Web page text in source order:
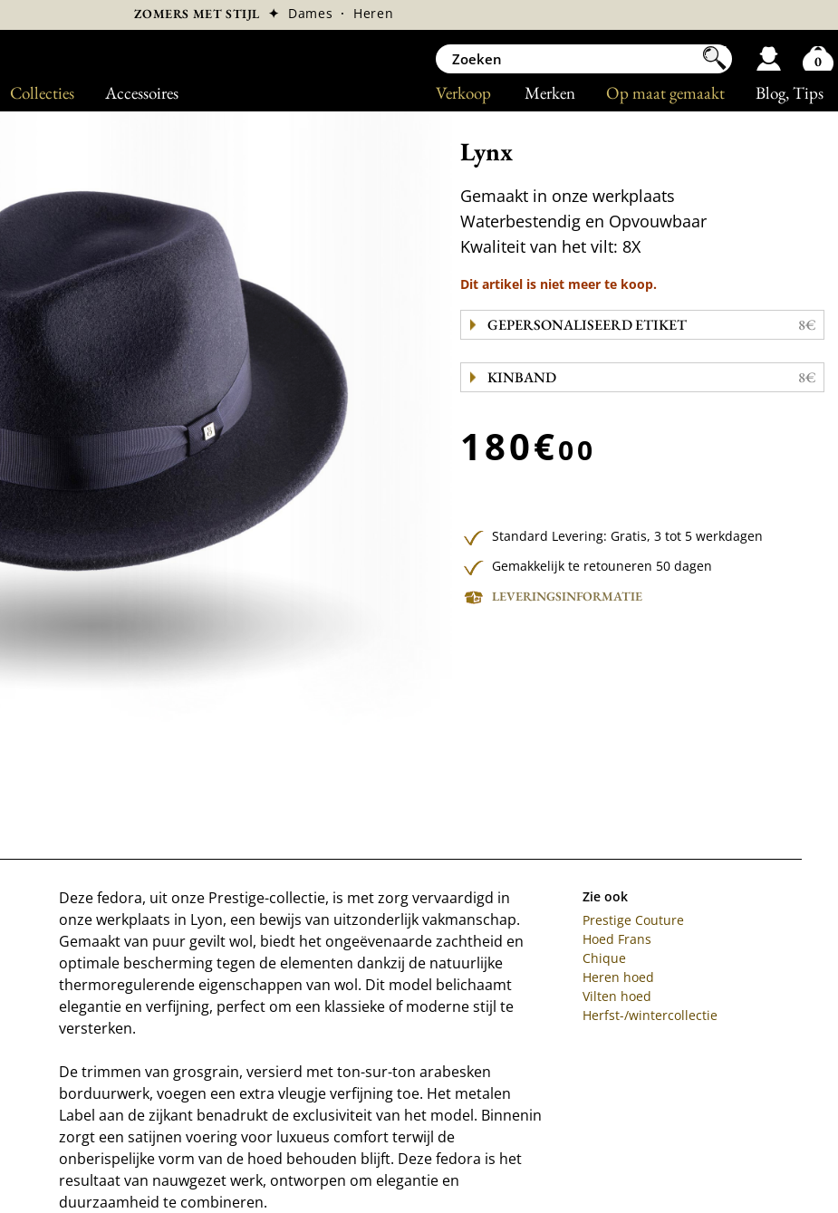
Collecties Accessoires Blog, Tips
Op maat gemaakt
Merken
Verkoop
ZOMERS MET STIJL ✦ Dames · Heren
Lynx
Gemaakt in onze werkplaats
Waterbestendig en Opvouwbaar
Kwaliteit van het vilt: 8X
Dit artikel is niet meer te koop.
GEPERSONALISEERD ETIKET 8€
KINBAND 8€
180€00
Standard Levering:Gratis,3 tot 5 werkdagen
Gemakkelijk te retouneren 50 dagen
LEVERINGSINFORMATIE
Deze fedora, uit onze Prestige-collectie, is met zorg vervaardigd in
onze werkplaats in Lyon, een bewijs van uitzonderlijk vakmanschap.
Gemaakt van puur gevilt wol, biedt het ongeëvenaarde zachtheid en
optimale bescherming tegen de elementen dankzij de natuurlijke
thermoregulerende eigenschappen van wol. Dit model belichaamt
elegantie en verfijning, perfect om een klassieke of moderne stijl te
versterken.
De trimmen van grosgrain, versierd met ton-sur-ton arabesken
borduurwerk, voegen een extra vleugje verfijning toe. Het metalen
Label aan de zijkant benadrukt de exclusiviteit van het model. Binnenin
zorgt een satijnen voering voor luxueus comfort terwijl de
onberispelijke vorm van de hoed behouden blijft. Deze fedora is het
resultaat van nauwgezet werk, ontworpen om elegantie en
duurzaamheid te combineren.
Zie ook
Prestige Couture
Hoed Frans
Chique
Heren hoed
Vilten hoed
Herfst-/wintercollectie
0